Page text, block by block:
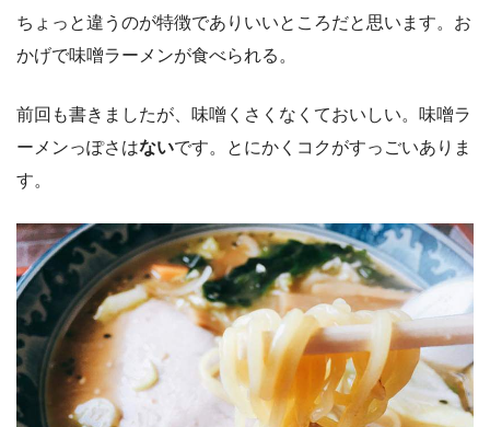
ちょっと違うのが特徴でありいいところだと思います。お
かげで味噌ラーメンが食べられる。
前回も書きましたが、味噌くさくなくておいしい。味噌ラ
ーメンっぽさはないです。とにかくコクがすっごいありま
す。